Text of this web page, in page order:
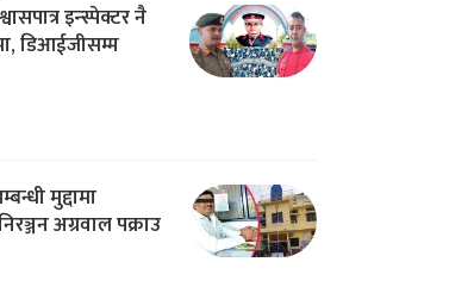
इन्स्पेक्टर नै
डिआईजीसम्म
मुद्दामा
अग्रवाल पक्राउ